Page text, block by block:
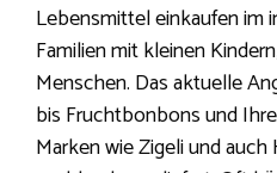
Lebensmittel einkaufen im
Familien mit kleinen
Menschen. Das aktuelle
bis Fruchtbonbons und
Marken wie Zigeli und auch